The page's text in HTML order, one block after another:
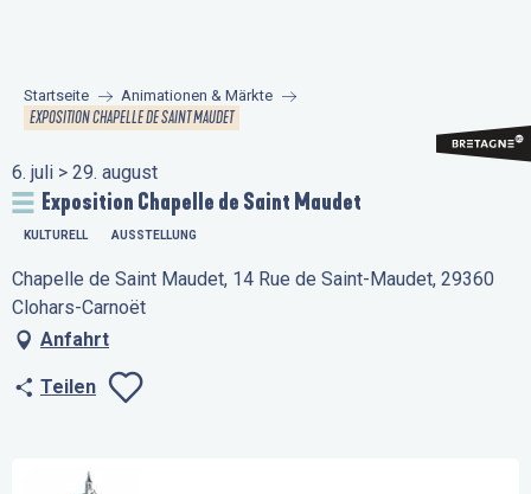
principal
Startseite Animationen & Märkte
EXPOSITION CHAPELLE DE SAINT MAUDET
6. juli > 29. august
Exposition Chapelle de Saint Maudet
KULTURELL AUSSTELLUNG
Chapelle de Saint Maudet, 14 Rue de Saint-Maudet, 29360
Clohars-Carnoët
Anfahrt
Teilen